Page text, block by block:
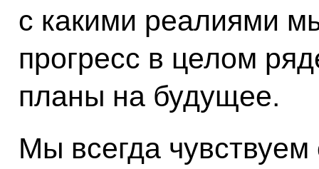
с какими реалиями
прогресс в целом
планы на будущее.
Мы всегда